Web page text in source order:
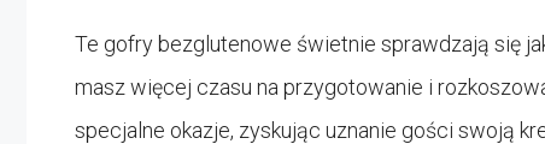
Te gofry bezglutenowe świetnie sprawdzają się
masz więcej czasu na przygotowanie i
specjalne okazje, zyskując uznanie gości swoją